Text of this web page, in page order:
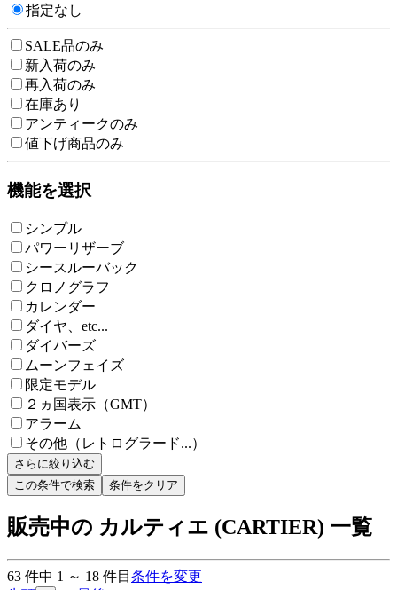
指定なし
SALE品のみ
新入荷のみ
再入荷のみ
在庫あり
アンティークのみ
値下げ商品のみ
機能を選択
シンプル
パワーリザーブ
シースルーバック
クロノグラフ
カレンダー
ダイヤ、etc...
ダイバーズ
ムーンフェイズ
限定モデル
２ヵ国表示（GMT）
アラーム
その他（レトログラード...）
さらに絞り込む
この条件で検索
条件をクリア
販売中の カルティエ (CARTIER) 一覧
63 件中 1 ～ 18 件目 条件を変更